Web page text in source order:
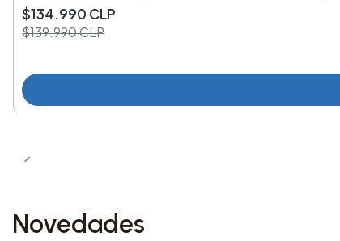
$134.990 CLP
$139.990 CLP
Novedades